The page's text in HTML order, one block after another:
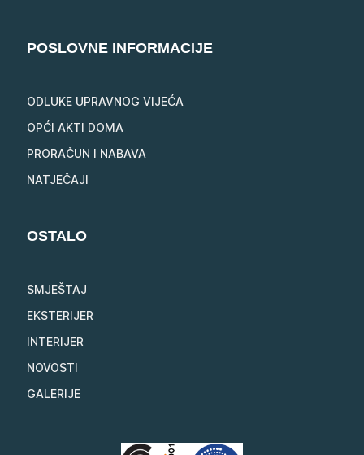
POSLOVNE INFORMACIJE
ODLUKE UPRAVNOG VIJEĆA
OPĆI AKTI DOMA
PRORAČUN I NABAVA
NATJEČAJI
OSTALO
SMJEŠTAJ
EKSTERIJER
INTERIJER
NOVOSTI
GALERIJE